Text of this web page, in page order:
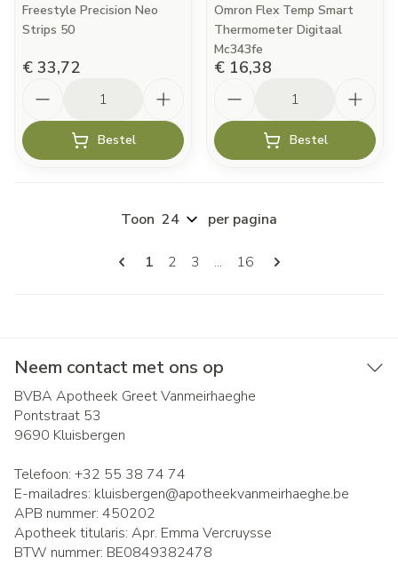
Freestyle Precision Neo
Strips 50
€ 33,72
Bestel
Omron Flex Temp Smart
Thermometer Digitaal
Mc343fe
€ 16,38
Bestel
Pagina's
U lees momenteel pagina
1 Pagina
2 Pagina
3 ... Pagina
16
Toon per pagina
Neem contact met ons op
BVBA Apotheek Greet Vanmeirhaeghe
Pontstraat 53
9690 Kluisbergen
Telefoon: +32 55 38 74 74
E-mailadres: kluisbergen@apotheekvanmeirhaeghe.be
APB nummer: 450202
Apotheek titularis: Apr. Emma Vercruysse
BTW nummer: BE0849382478